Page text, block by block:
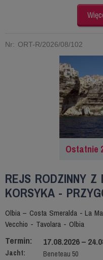
Nr: ORT-R/2026/08/102
Ostatnie
REJS RODZINNY Z
KORSYKA -
Olbia – Costa Smeralda - La
Vecchio - Tavolara - Olbia
Termin: 17.08.2026 –
Jacht:
Beneteau 50